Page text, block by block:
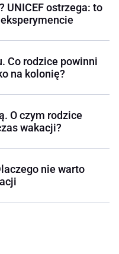
UNICEF ostrzega: to
Co rodzice powinni
na kolonię?
O czym rodzice
wakacji?
nie warto